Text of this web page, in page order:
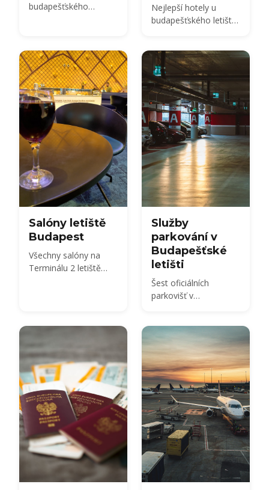
budapešťského
Nejlepší hotely u
budapešťského letiště
Salóny letiště
Budapest
Všechny salóny na
Terminálu 2 letiště
bud:vip — s cenami
vstupu zdarma 2026,
otevírací doba a
přístupu Priority Pass.
Služby
parkování v
Budapešťské
letišti
Šest oficiálních
parkovišť v
Smart, City Break,
Terminal, Premium a
zóna vyzvednutí
příletů — s cenami
2026, vzdálenostmi
chůzí a nejlevnější
možností pro každou
délku pobytu.